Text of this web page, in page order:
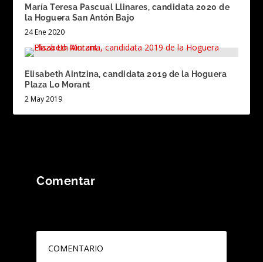
María Teresa Pascual Llinares, candidata 2020 de
la Hoguera San Antón Bajo
24 Ene 2020
Elisabeth Aintzina, candidata 2019 de la Hoguera
Plaza Lo Morant
2 May 2019
Comentar